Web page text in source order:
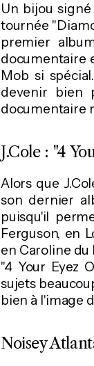
Un bijou
tournée
premier
documentaire
Mob si
devenir bien
documentaire
J.Cole : "4
Alors que
son dernier
puisqu'il
Ferguson, en
en Caroline du
"4 Your Eyez
sujets
bien à l'image
Noisey